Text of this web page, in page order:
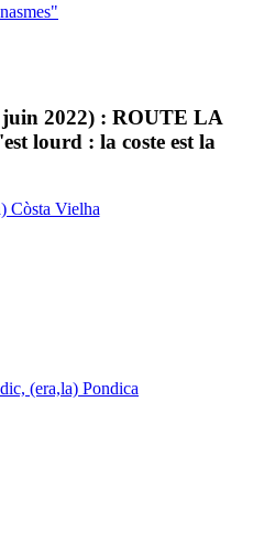
2022) : ROUTE LA
lourd : la coste est la
Còsta Vielha
(era,la) Pondica